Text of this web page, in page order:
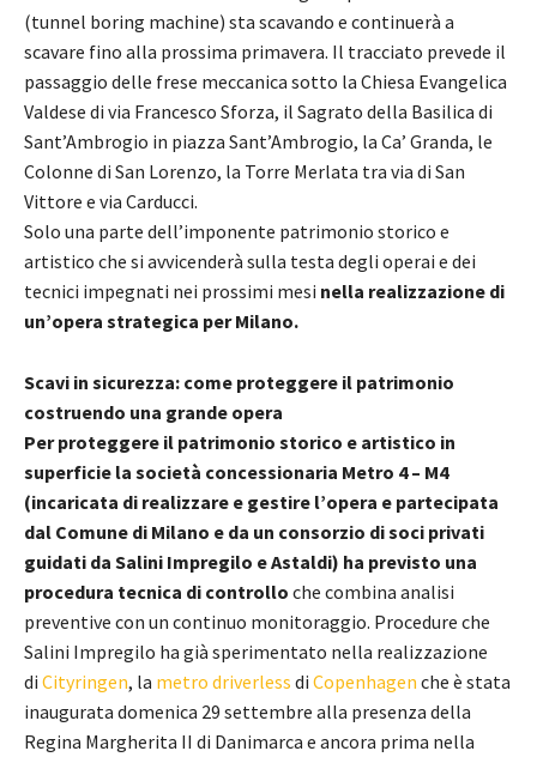
(tunnel boring machine) sta scavando e continuerà a
scavare fino alla prossima primavera. Il tracciato prevede il
passaggio delle frese meccanica sotto la Chiesa Evangelica
Valdese di via Francesco Sforza, il Sagrato della Basilica di
Sant’Ambrogio in piazza Sant’Ambrogio, la Ca’ Granda, le
Colonne di San Lorenzo, la Torre Merlata tra via di San
Vittore e via Carducci.
Solo una parte dell’imponente patrimonio storico e
artistico che si avvicenderà sulla testa degli operai e dei
tecnici impegnati nei prossimi mesi nella realizzazione di
un’opera strategica per Milano.
Scavi in sicurezza: come proteggere il patrimonio
costruendo una grande opera
Per proteggere il patrimonio storico e artistico in
superficie la società concessionaria Metro 4 – M4
(incaricata di realizzare e gestire l’opera e partecipata
dal Comune di Milano e da un consorzio di soci privati
guidati da Salini Impregilo e Astaldi) ha previsto una
procedura tecnica di controllo che combina analisi
preventive con un continuo monitoraggio. Procedure che
Salini Impregilo ha già sperimentato nella realizzazione
di Cityringen, la metro driverless di Copenhagen che è stata
inaugurata domenica 29 settembre alla presenza della
Regina Margherita II di Danimarca e ancora prima nella